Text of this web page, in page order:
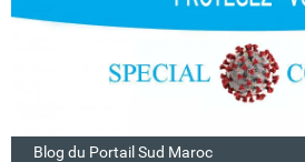
Blog du Portail Sud Maroc